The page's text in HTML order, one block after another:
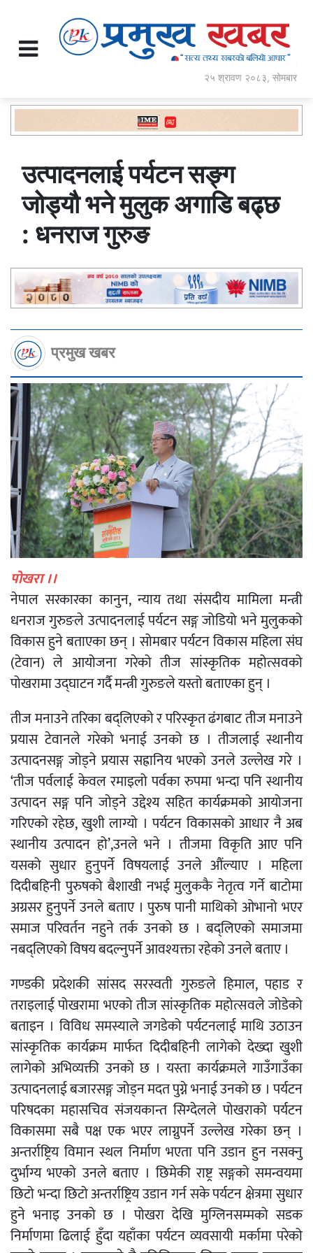
२५ श्रावण २०८३, सोमबार
उत्पादनलाई पर्यटन सङ्ग
जोड्यौ भने मुलुक अगाडि बढ्छ
: धनराज गुरुङ
प्रमुख खबर
पोखरा ।।
नेपाल सरकारका कानुन, न्याय तथा संसदीय मामिला मन्त्री
धनराज गुरुङले उत्पादनलाई पर्यटन सङ्ग जोडियो भने मुलुकको
विकास हुने बताएका छन् । सोमबार पर्यटन विकास महिला संघ
(टेवान) ले आयोजना गरेको तीज सांस्कृतिक महोत्सवको
पोखरामा उद्घाटन गर्दै मन्त्री गुरुङले यस्तो बताएका हुन् ।
तीज मनाउने तरिका बद्लिएको र परिस्कृत ढंगबाट तीज मनाउने
प्रयास टेवानले गरेको भनाई उनको छ । तीजलाई स्थानीय
उत्पादनसङ्ग जोड्ने प्रयास सह्रानिय भएको उनले उल्लेख गरे ।
‘तीज पर्वलाई केवल रमाइलो पर्वका रुपमा भन्दा पनि स्थानीय
उत्पादन सङ्ग पनि जोड्ने उद्देश्य सहित कार्यक्रमको आयोजना
गरिएको रहेछ, खुशी लाग्यो । पर्यटन विकासको आधार नै अब
स्थानीय उत्पादन हो’,उनले भने । तीजमा विकृति आए पनि
यसको सुधार हुनुपर्ने विषयलाई उनले औंल्याए । महिला
दिदीबहिनी पुरुषको बैशाखी नभई मुलुककै नेतृत्व गर्ने बाटोमा
अग्रसर हुनुपर्ने उनले बताए । पुरुष पानी माथिको ओभानो भएर
समाज परिवर्तन नहुने तर्क उनको छ । बद्लिएको समाजमा
नबद्लिएको विषय बदल्नुपर्ने आवश्यक्ता रहेको उनले बताए ।
गण्डकी प्रदेशकी सांसद सरस्वती गुरुङले हिमाल, पहाड र
तराइलाई पोखरामा भएको तीज सांस्कृतिक महोत्सवले जोडेको
बताइन । विविध समस्याले जगडेको पर्यटनलाई माथि उठाउन
सांस्कृतिक कार्यक्रम मार्फत दिदीबहिनी लागेको देख्दा खुशी
लागेको अभिव्यक्ती उनको छ । यस्ता कार्यक्रमले गाउँगाउँका
उत्पादनलाई बजारसङ्ग जोड्न मदत पुग्ने भनाई उनको छ । पर्यटन
परिषदका महासचिव संजयकान्त सिग्देलले पोखराको पर्यटन
विकासमा सबै पक्ष एक भएर लाग्नुपर्ने उल्लेख गरेका छन् ।
अन्तर्राष्ट्रिय विमान स्थल निर्माण भएता पनि उडान हुन नसक्नु
दुर्भाग्य भएको उनले बताए । छिमेकी राष्ट्र सङ्गको समन्वयमा
छिटो भन्दा छिटो अन्तर्राष्ट्रिय उडान गर्न सके पर्यटन क्षेत्रमा सुधार
हुने भनाइ उनको छ । पोखरा देखि मुग्लिनसम्मको सडक
निर्माणमा ढिलाई हुँदा यहाँका पर्यटन व्यवसायी मर्कामा परेको